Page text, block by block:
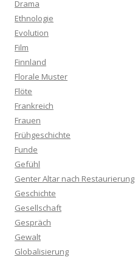
Drama
Ethnologie
Evolution
Film
Finnland
Florale Muster
Flöte
Frankreich
Frauen
Frühgeschichte
Funde
Gefühl
Genter Altar nach Restaurierung
Geschichte
Gesellschaft
Gespräch
Gewalt
Globalisierung